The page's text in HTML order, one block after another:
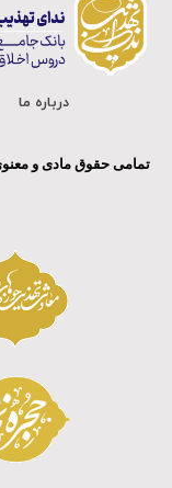
درباره ما
تمامی حقوق مادی و